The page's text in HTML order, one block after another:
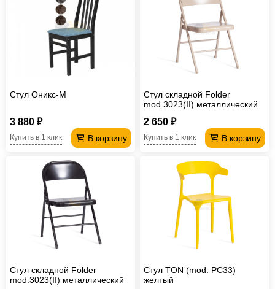
Стул Оникс-М
3 880 ₽
В корзину
Купить в 1 клик
Стул складной Folder
mod.3023(II) металлический
2 650 ₽
В корзину
Купить в 1 клик
Стул складной Folder
mod.3023(II) металлический
Стул TON (mod. PC33)
желтый